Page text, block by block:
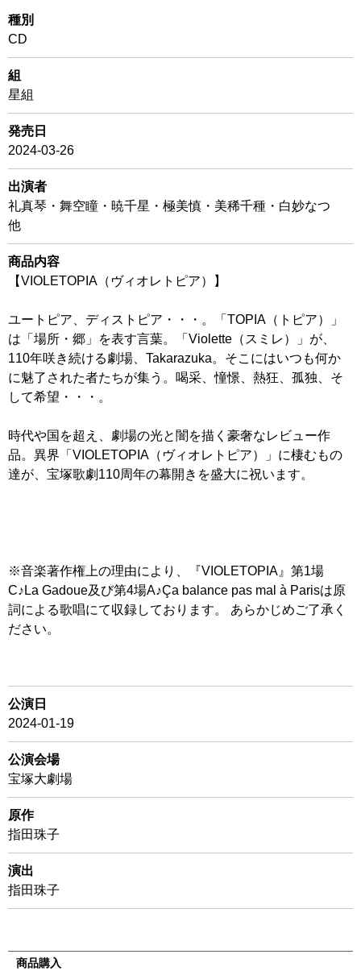
種別
CD
組
星組
発売日
2024-03-26
出演者
礼真琴・舞空瞳・暁千星・極美慎・美稀千種・白妙なつ
他
商品内容
【VIOLETOPIA（ヴィオレトピア）】
ユートピア、ディストピア・・・。「TOPIA（トピア）」
は「場所・郷」を表す言葉。「Violette（スミレ）」が、
110年咲き続ける劇場、Takarazuka。そこにはいつも何か
に魅了された者たちが集う。喝采、憧憬、熱狂、孤独、そ
して希望・・・。
時代や国を超え、劇場の光と闇を描く豪奢なレビュー作
品。異界「VIOLETOPIA（ヴィオレトピア）」に棲むもの
達が、宝塚歌劇110周年の幕開きを盛大に祝います。
※音楽著作権上の理由により、『VIOLETOPIA』第1場
C♪La Gadoue及び第4場A♪Ça balance pas mal à Parisは原
詞による歌唱にて収録しております。 あらかじめご了承く
ださい。
公演日
2024-01-19
公演会場
宝塚大劇場
原作
指田珠子
演出
指田珠子
商品購入